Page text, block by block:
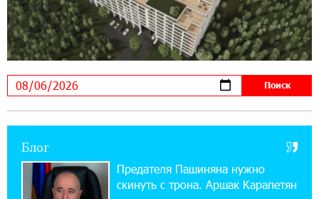
Платформа Rate.Trading на Seaside Startup
Summit: IDBank представил инновационное
решение
14:44:13 29-07-2026
Состоялось открытие Khachaturian Rooftop
Пашинян ты упустил свой шанс уйти
спокойно. Аршак Карапетян
Блог
Предателя Пашиняна нужно
скинуть с трона. Аршак Карапетян